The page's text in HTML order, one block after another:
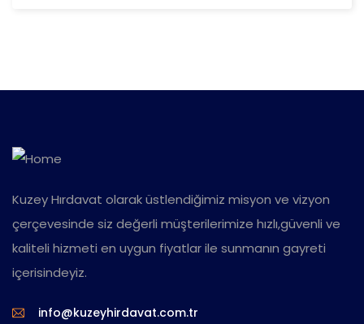
Kuzey Hırdavat olarak üstlendiğimiz misyon ve vizyon
çerçevesinde siz değerli müşterilerimize hızlı,güvenli ve
kaliteli hizmeti en uygun fiyatlar ile sunmanın gayreti
içerisindeyiz.
info@kuzeyhirdavat.com.tr